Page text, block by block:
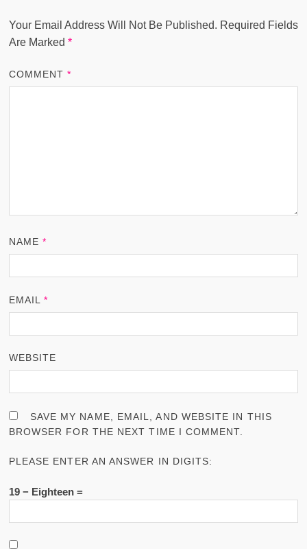
Your Email Address Will Not Be Published. Required Fields
Are Marked *
COMMENT*
NAME*
EMAIL*
WEBSITE
SAVE MY NAME, EMAIL, AND WEBSITE IN THIS
BROWSER FOR THE NEXT TIME I COMMENT.
PLEASE ENTER AN ANSWER IN DIGITS:
19 − Eighteen =